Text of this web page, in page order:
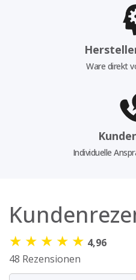
Ware direkt
Individuelle
★ ★ ★ ★ ★ 4,96
48 Rezensionen